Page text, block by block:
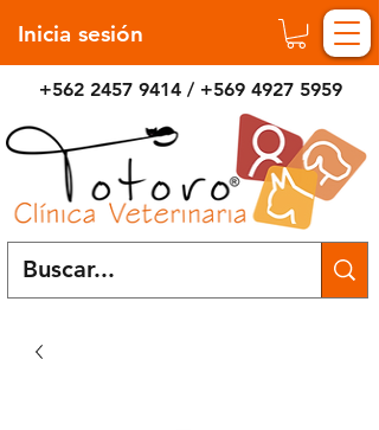
Inicia sesión
+562 2457 9414 / +569 4927 5959